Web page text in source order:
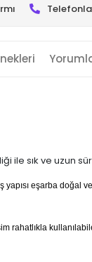
ile sık ve uzun
eşarba doğal
rahatlıkla